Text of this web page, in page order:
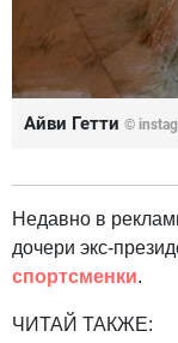
Айви Гетти ©
Недавно в
дочери экс-
спортсменки.
ЧИТАЙ ТАКЖЕ: